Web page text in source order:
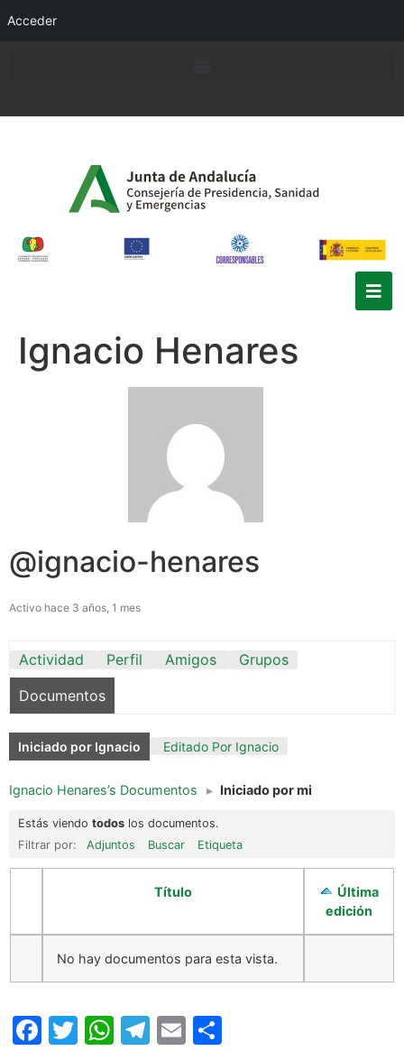
Acceder
Ignacio Henares
@ignacio-henares
Activo hace 3 años, 1 mes
Actividad Perfil Amigos
Grupos
Documentos
Iniciado por Ignacio Editado Por Ignacio
Ignacio Henares’s Documentos ▸ Iniciado por mi
Estás viendo todos los documentos.
Filtrar por:
Adjuntos Buscar Etiqueta
Título
Última
edición
No hay documentos para esta vista.
Facebook
Twitter
WhatsApp
Telegram
Email